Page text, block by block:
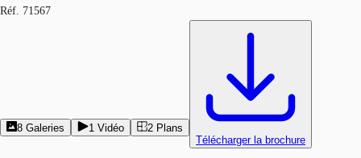
Réf. 71567
8 Galeries 1 Vidéo 2 Plans
Télécharger la brochure